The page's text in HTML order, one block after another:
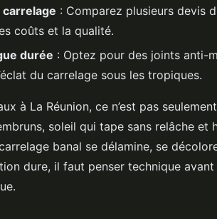
carrelage : Comparez plusieurs devis
coûts et la qualité.
durée : Optez pour des joints anti-
du carrelage sous les tropiques.
à La Réunion, ce n’est pas
soleil qui tape sans relâche
banal se délamine, se
dure, il faut penser technique